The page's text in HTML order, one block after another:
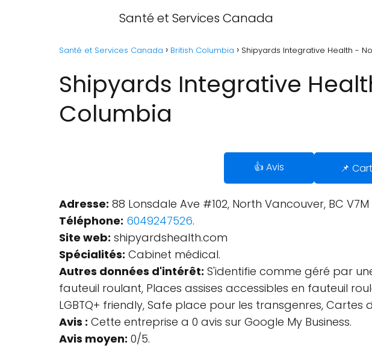
Santé et Services Canada
Santé et Services Canada British Columbia Shipyards Integrative Health -
Shipyards Integrative
Columbia
👍 Avis 📌
Adresse: 88 Lonsdale Ave #102, North Vancouver, BC
Téléphone: 6049247526.
Site web: shipyardshealth.com
Spécialités: Cabinet médical.
Autres données d'intérêt: S'identifie comme géré par
fauteuil roulant, Places assises accessibles en fauteuil
LGBTQ+ friendly, Safe place pour les transgenres,
Avis : Cette entreprise a 0 avis sur Google My Business.
Avis moyen: 0/5.